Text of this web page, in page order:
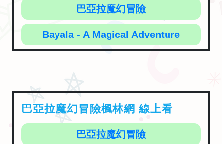
巴亞拉魔幻冒險
Bayala - A Magical Adventure
巴亞拉魔幻冒險楓林網 線上看
巴亞拉魔幻冒險